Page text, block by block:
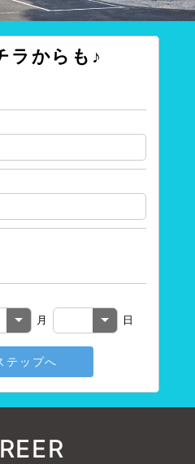
ラからも♪
月 日
テップへ